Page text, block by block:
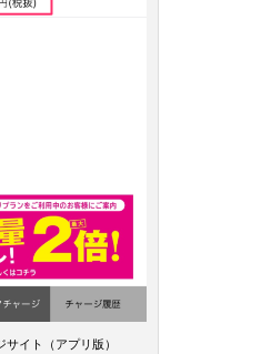
イト（アプリ版）